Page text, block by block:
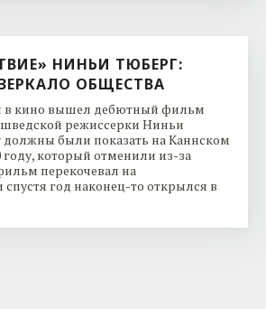
НИНЬИ ТЮБЕРГ:
ОБЩЕСТВА
в кино вышел дебютный фильм
шведской режиссерки Ниньи
должны были показать на Каннском
году, который отменили из-за
перекочевал на
спустя год наконец-то открылся в